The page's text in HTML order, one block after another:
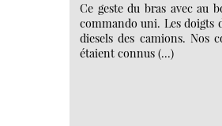
Ce geste du bras avec au
commando uni. Les doigts
diesels des camions. Nos
étaient connus (…)